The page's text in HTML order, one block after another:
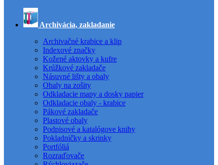
Archivácia, zakladanie
Archivačné krabice a klip
Indexové značky
Kožené aktovky a kufre
Krúžkové zakladače
Násuvné lišty a obaly
Obaly na zošity
Odkladacie mapy a dosky papier
Odkladacie obaly - krabice
Pákové zakladače
Plastové obaly
Podpisové a katalógove knihy
Pokladničky a skrinky
Portfóliá
Rozraďovače